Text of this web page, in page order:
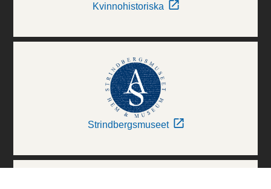
Kvinnohistoriska
Strindbergsmuseet